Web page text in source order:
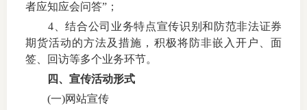
者应知应会问答”；
4、结合公司业务特点宣传识别和防范非法证券
期货活动的方法及措施，积极将防非嵌入开户、面
签、回访等多个业务环节。
四、宣传活动形式
(一)网站宣传